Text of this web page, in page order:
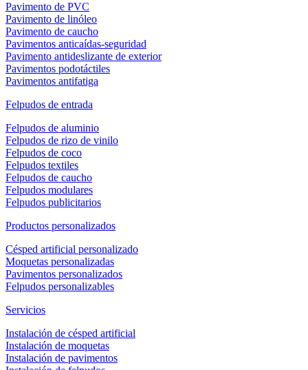
Pavimento de PVC
Pavimento de linóleo
Pavimento de caucho
Pavimentos anticaídas-seguridad
Pavimento antideslizante de exterior
Pavimentos podotáctiles
Pavimentos antifatiga
Felpudos de entrada
Felpudos de aluminio
Felpudos de rizo de vinilo
Felpudos de coco
Felpudos textiles
Felpudos de caucho
Felpudos modulares
Felpudos publicitarios
Productos personalizados
Césped artificial personalizado
Moquetas personalizadas
Pavimentos personalizados
Felpudos personalizables
Servicios
Instalación de césped artificial
Instalación de moquetas
Instalación de pavimentos